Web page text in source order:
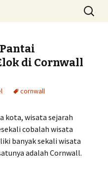
Search
for:
di Cornwall
cornwall
kota, wisata sejarah
cobalah wisata
banyak sekali wisata
adalah Cornwall.